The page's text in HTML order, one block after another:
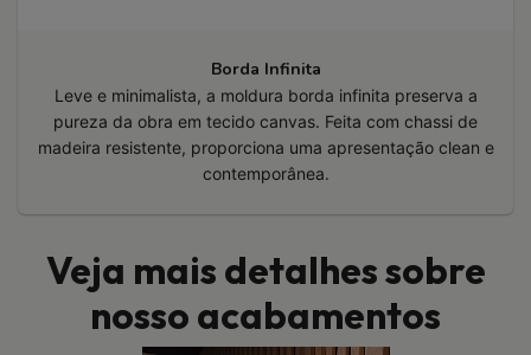
Borda Infinita
Leve e minimalista, a moldura borda infinita preserva a
pureza da obra em tecido canvas. Feita com chassi de
madeira resistente, proporciona uma apresentação clean e
contemporânea.
Veja mais detalhes sobre
nosso acabamentos